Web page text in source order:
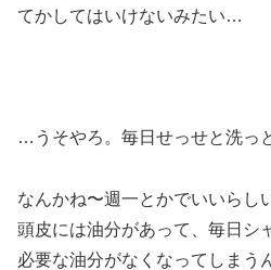
てかしてはいけないみたい…
…うそやろ。毎日せっせと洗っ
なんかね〜週一とかでいいらし
頭皮には油分があって、毎日シ
必要な油分がなくなってしまう